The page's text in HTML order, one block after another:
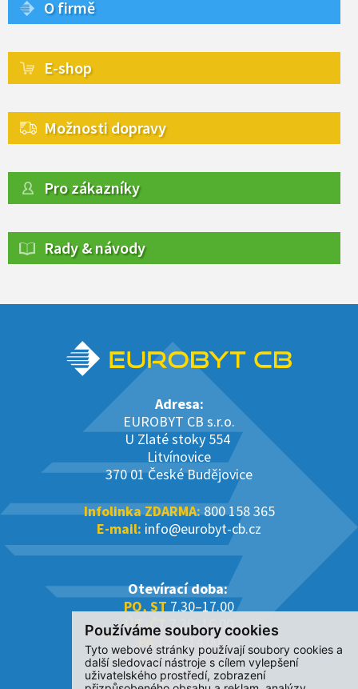
Používáme soubory cookies
Tyto webové stránky používají soubory cookies a
další sledovací nástroje s cílem vylepšení
uživatelského prostředí, zobrazení
O firmě
E-shop
Možnosti dopravy
Pro zákazníky
Rady & návody
Adresa:
EUROBYT CB s.r.o.
U Zlaté stoky 554
Litvínovice
370 01 České Budějovice
Infolinka ZDARMA:800 158 365
E-mail: info@eurobyt-cb.cz
Otevírací doba:
PO, ST 7.30–17.00
ÚT, ČT7.30–16.00
PÁ7.30–14.00